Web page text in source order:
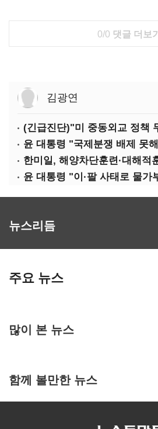
0/0 댓글 더보기
김광연
뉴스리듬
주요 뉴스
많이 본 뉴스
함께 볼만한 뉴스